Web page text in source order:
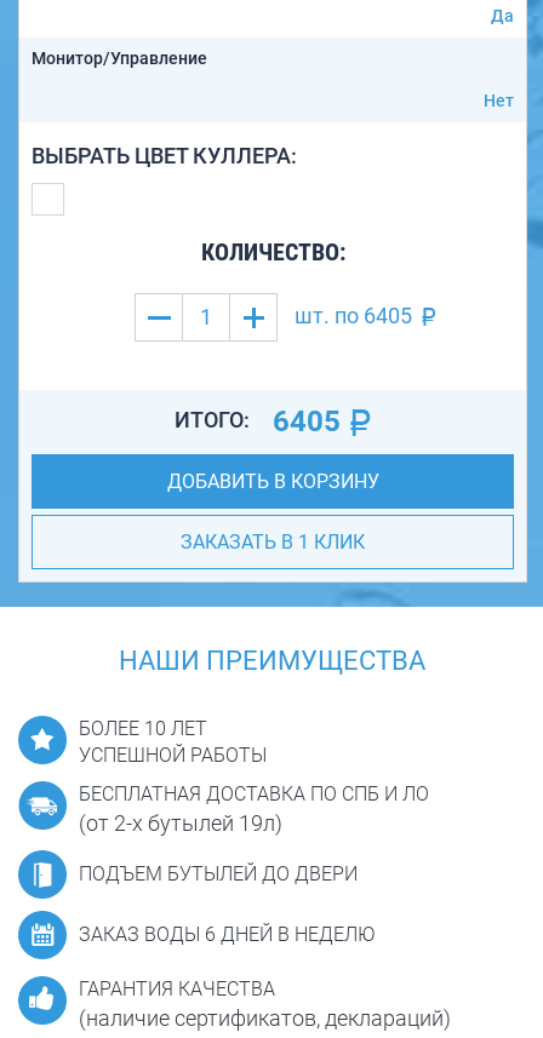
Да
Монитор/Управление
Нет
ВЫБРАТЬ ЦВЕТ КУЛЛЕРА:
КОЛИЧЕСТВО:
шт. по 6405
ИТОГО: 6405
ДОБАВИТЬ В КОРЗИНУ
ЗАКАЗАТЬ В 1 КЛИК
НАШИ ПРЕИМУЩЕСТВА
БОЛЕЕ 10 ЛЕТ
УСПЕШНОЙ РАБОТЫ
БЕСПЛАТНАЯ ДОСТАВКА ПО СПБ И ЛО
(от 2-х бутылей 19л)
ПОДЪЕМ БУТЫЛЕЙ ДО ДВЕРИ
ЗАКАЗ ВОДЫ 6 ДНЕЙ В НЕДЕЛЮ
ГАРАНТИЯ КАЧЕСТВА
(наличие сертификатов, деклараций)